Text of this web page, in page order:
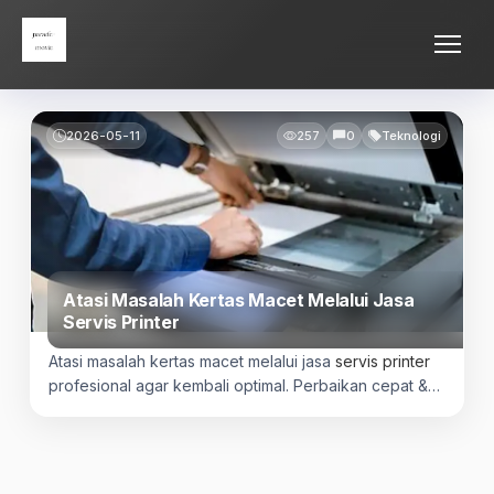
Skip
Parade Movie
2026-05-11 257 0 Teknologi
Atasi Masalah Kertas Macet Melalui Jasa
Servis Printer
Atasi masalah kertas macet melalui jasa servis printer
profesional agar kembali optimal. Perbaikan cepat &